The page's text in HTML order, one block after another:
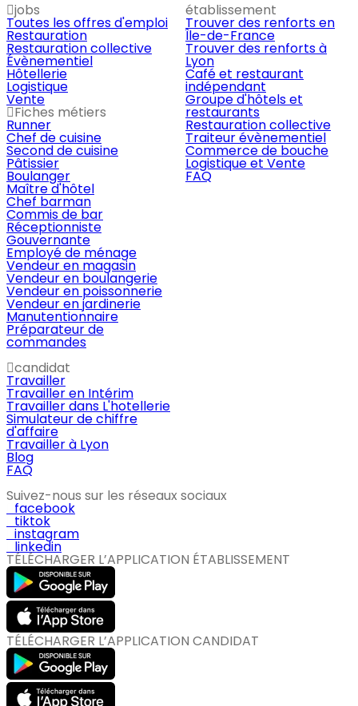
jobs
Toutes les offres d'emploi
Restauration
Restauration collective
Évènementiel
Hôtellerie
Logistique
Vente
Fiches métiers
Runner
Chef de cuisine
Second de cuisine
Pâtissier
Boulanger
Maître d'hôtel
Chef barman
Commis de bar
Réceptionniste
Gouvernante
Employé de ménage
Vendeur en magasin
Vendeur en boulangerie
Vendeur en poissonnerie
Vendeur en jardinerie
Manutentionnaire
Préparateur de
commandes
établissement
Trouver des renforts en
Île-de-France
Trouver des renforts à
Lyon
Café et restaurant
indépendant
Groupe d'hôtels et
restaurants
Restauration collective
Traiteur évènementiel
Commerce de bouche
Logistique et Vente
FAQ
candidat
Travailler
Travailler en Intérim
Travailler dans L'hotellerie
Simulateur de chiffre
d'affaire
Travailler à Lyon
Blog
FAQ
Suivez-nous sur les réseaux sociaux
facebook
tiktok
instagram
linkedin
TÉLÉCHARGER L’APPLICATION ÉTABLISSEMENT
TÉLÉCHARGER L’APPLICATION CANDIDAT